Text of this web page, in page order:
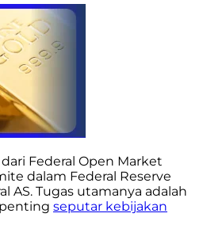
Federal Open Market
dalam Federal Reserve
AS. Tugas utamanya adalah
seputar kebijakan